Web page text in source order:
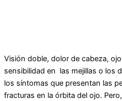
Visión doble, dolor de cabeza,
sensibilidad en las mejillas o los
los síntomas que presentan las
fracturas en la órbita del ojo.